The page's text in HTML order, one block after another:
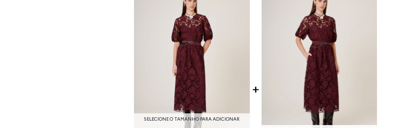
SELECIONE O TAMANHO PARA ADICIONAR